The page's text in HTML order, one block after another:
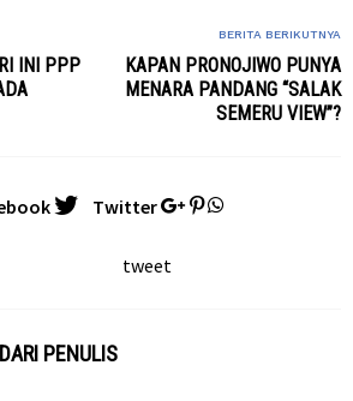
INI PPP
BERITA BERIKUTNYA
KAPAN PRONOJIWO PUNYA
MENARA PANDANG “SALAK
SEMERU VIEW”?
Twitter
tweet
DARI PENULIS